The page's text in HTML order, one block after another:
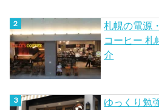
札幌の電源
コーヒー 札
介
ゆっくり勉